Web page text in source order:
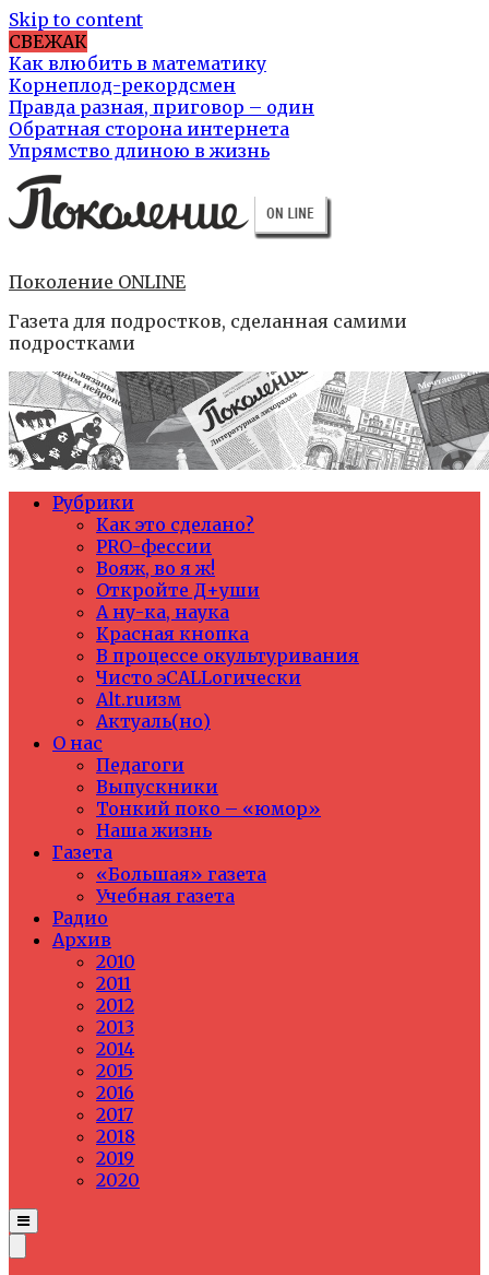
Skip to content
СВЕЖАК
Как влюбить в математику
Корнеплод-рекордсмен
Правда разная, приговор – один
Обратная сторона интернета
Упрямство длиною в жизнь
Поколение ONLINE
Газета для подростков, сделанная самими
подростками
Рубрики
Как это сделано?
PRO-фессии
Вояж, во я ж!
Откройте Д+уши
А ну-ка, наука
Красная кнопка
В процессе окультуривания
Чисто эCALLогически
Alt.ruизм
Актуаль(но)
О нас
Педагоги
Выпускники
Тонкий поко – «юмор»
Наша жизнь
Газета
«Большая» газета
Учебная газета
Радио
Архив
2010
2011
2012
2013
2014
2015
2016
2017
2018
2019
2020